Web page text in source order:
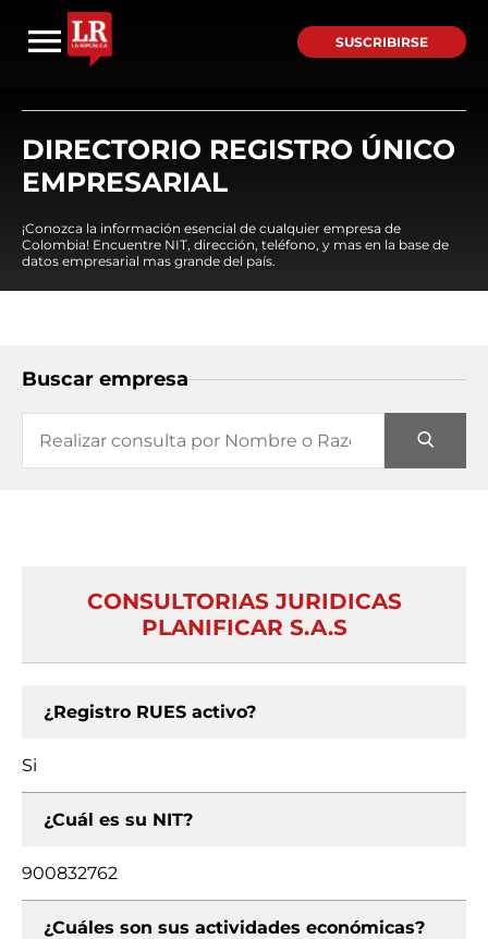
SUSCRIBIRSE
DIRECTORIO REGISTRO ÚNICO
EMPRESARIAL
¡Conozca la información esencial de cualquier empresa de
Colombia! Encuentre NIT, dirección, teléfono, y mas en la base de
datos empresarial mas grande del país.
Buscar empresa
CONSULTORIAS JURIDICAS
PLANIFICAR S.A.S
¿Registro RUES activo?
Si
¿Cuál es su NIT?
900832762
¿Cuáles son sus actividades económicas?